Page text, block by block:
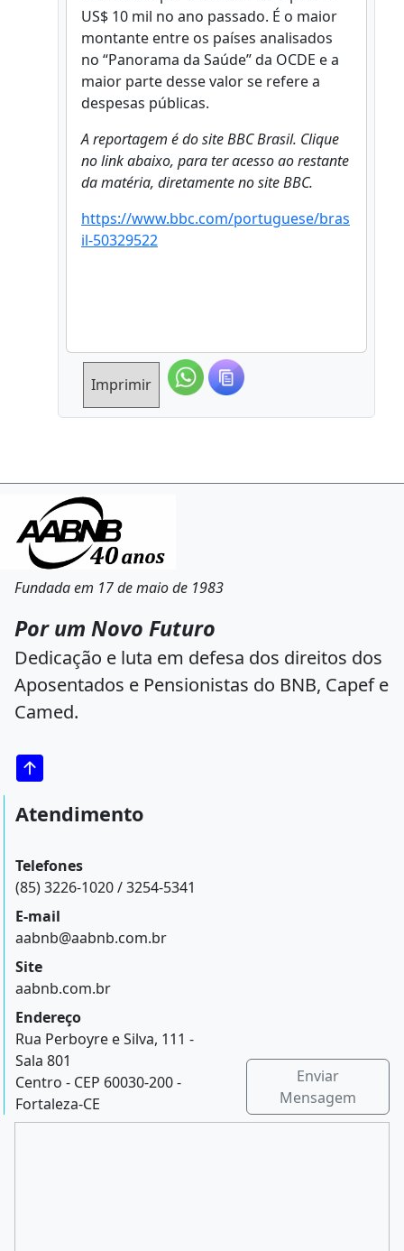
US$ 10 mil no ano passado. É o maior
montante entre os países analisados
no “Panorama da Saúde” da OCDE e a
maior parte desse valor se refere a
despesas públicas.
A reportagem é do site BBC Brasil. Clique
no link abaixo, para ter acesso ao restante
da matéria, diretamente no site BBC.
https://www.bbc.com/portuguese/bras
il-50329522
Imprimir
Fundada em 17 de maio de 1983
Por um Novo Futuro
Dedicação e luta em defesa dos direitos dos
Aposentados e Pensionistas do BNB, Capef e
Camed.
Atendimento
Telefones
(85) 3226-1020 / 3254-5341
E-mail
aabnb@aabnb.com.br
Site
aabnb.com.br
Endereço
Rua Perboyre e Silva, 111 -
Sala 801
Centro - CEP 60030-200 -
Fortaleza-CE
Enviar
Mensagem